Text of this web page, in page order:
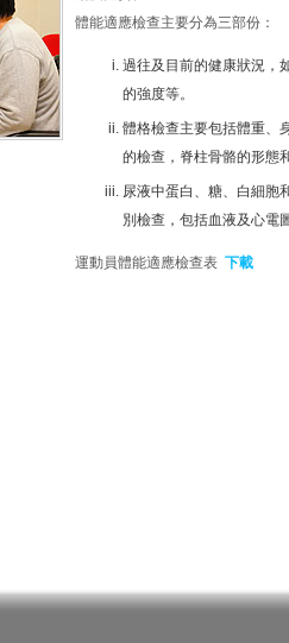
體能適應檢查主要分為三部份：
過往及目前的健康狀況，
的強度等。
體格檢查主要包括體重、
的檢查，脊柱骨骼的形態
尿液中蛋白、糖、白細胞
別檢查，包括血液及心電
運動員體能適應檢查表 下載